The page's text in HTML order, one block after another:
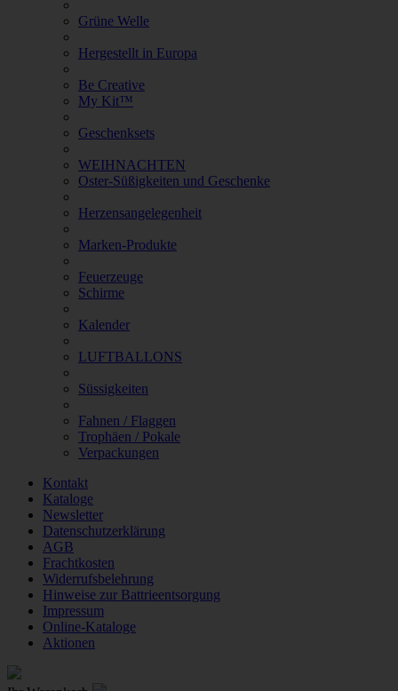
Grüne Welle
Hergestellt in Europa
Be Creative
My Kit™
Geschenksets
WEIHNACHTEN
Oster-Süßigkeiten und Geschenke
Herzensangelegenheit
Marken-Produkte
Feuerzeuge
Schirme
Kalender
LUFTBALLONS
Süssigkeiten
Fahnen / Flaggen
Trophäen / Pokale
Verpackungen
Kontakt
Kataloge
Newsletter
Datenschutzerklärung
AGB
Frachtkosten
Widerrufsbelehrung
Hinweise zur Battrieentsorgung
Impressum
Online-Kataloge
Aktionen